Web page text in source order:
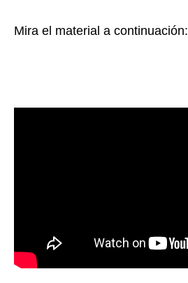
Mira el material a continuación: